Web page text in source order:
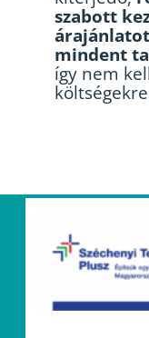
szabott
árajánlatot
mindent
így nem
Kérj